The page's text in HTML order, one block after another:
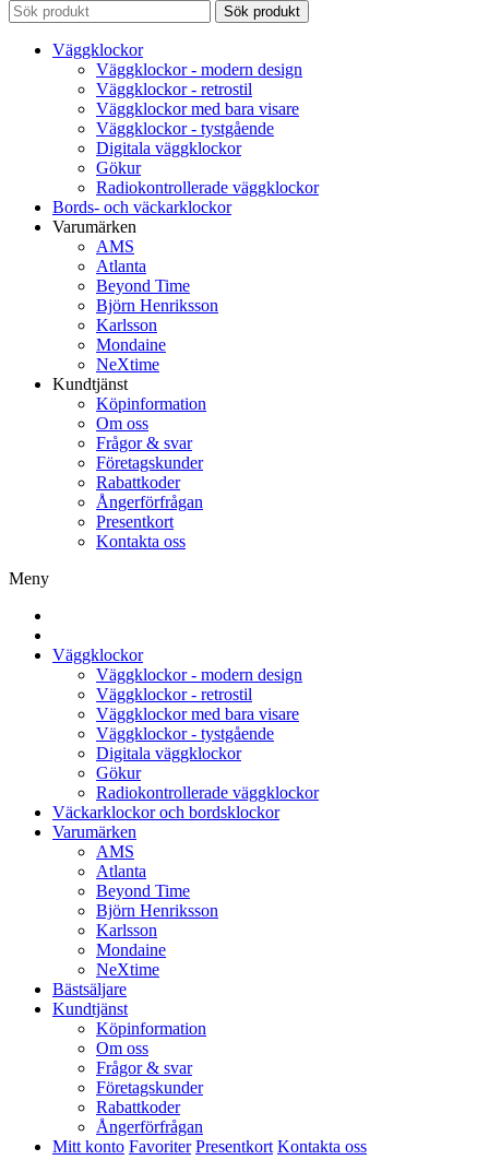
Sök produkt
Väggklockor
Väggklockor - modern design
Väggklockor - retrostil
Väggklockor med bara visare
Väggklockor - tystgående
Digitala väggklockor
Gökur
Radiokontrollerade väggklockor
Bords- och väckarklockor
Varumärken
AMS
Atlanta
Beyond Time
Björn Henriksson
Karlsson
Mondaine
NeXtime
Kundtjänst
Köpinformation
Om oss
Frågor & svar
Företagskunder
Rabattkoder
Ångerförfrågan
Presentkort
Kontakta oss
Meny
Väggklockor
Väggklockor - modern design
Väggklockor - retrostil
Väggklockor med bara visare
Väggklockor - tystgående
Digitala väggklockor
Gökur
Radiokontrollerade väggklockor
Väckarklockor och bordsklockor
Varumärken
AMS
Atlanta
Beyond Time
Björn Henriksson
Karlsson
Mondaine
NeXtime
Bästsäljare
Kundtjänst
Köpinformation
Om oss
Frågor & svar
Företagskunder
Rabattkoder
Ångerförfrågan
Mitt konto Favoriter Presentkort Kontakta oss